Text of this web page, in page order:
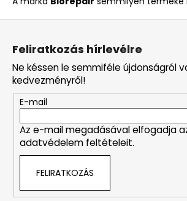
t
k
e
r
e
s
?
L
Feliratkozás hírlevélre
Ne késsen le semmiféle újdonságról
kedvezményről!
E-mail
Az e-mail megadásával elfogadja
adatvédelem feltételeit.
FELIRATKOZÁS